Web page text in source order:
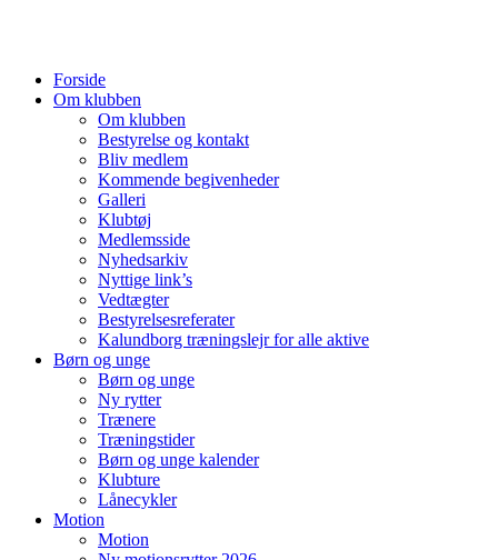
Forside
Om klubben
Om klubben
Bestyrelse og kontakt
Bliv medlem
Kommende begivenheder
Galleri
Klubtøj
Medlemsside
Nyhedsarkiv
Nyttige link’s
Vedtægter
Bestyrelsesreferater
Kalundborg træningslejr for alle aktive
Børn og unge
Børn og unge
Ny rytter
Trænere
Træningstider
Børn og unge kalender
Klubture
Lånecykler
Motion
Motion